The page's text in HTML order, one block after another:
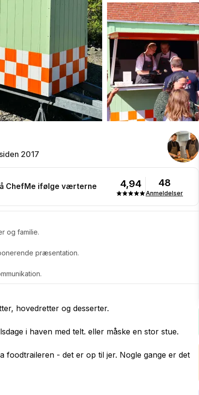
2017
ChefMe ifølge værterne 4,94 48
Anmeldelser
og familie.
præsentation.
hovedretter og desserter.
i haven med telt. eller måske en stor stue.
foodtraileren - det er op til jer. Nogle gange er det